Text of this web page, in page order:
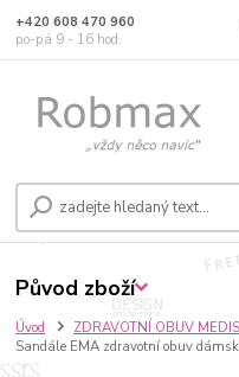
+420 608 470 960
po-pá 9 - 16 hod.
Úvod ZDRAVOTNÍ OBUV
Sandále EMA zdravotní obuv
Původ zboží